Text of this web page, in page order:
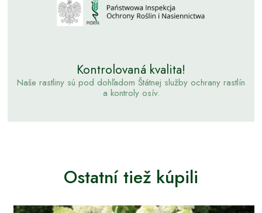
Kontrolovaná kvalita!
Naše rastliny sú pod dohľadom Štátnej služby ochrany rastlín
a kontroly osív.
Ostatní tiež kúpili